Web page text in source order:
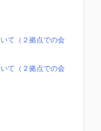
て（２拠点での会
て（２拠点での会